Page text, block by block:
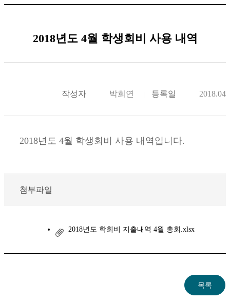
2018년도 4월 학생회비 사용 내역
작성자 박희연 등록일
2018년도 4월 학생회비 사용 내역입니다.
첨부파일
2018년도 학회비 지출내역 4월 총회.xlsx